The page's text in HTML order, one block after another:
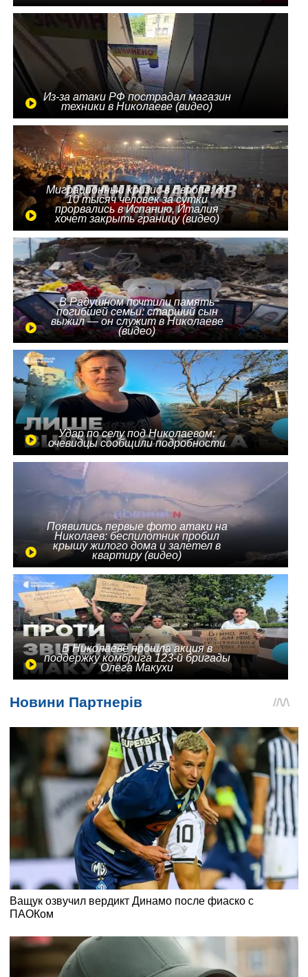
Из-за атаки РФ пострадал магазин
техники в Николаеве (видео)
Миграционный кризис в Европе: до
10 тысяч человек за сутки
прорвались в Испанию, Италия
хочет закрыть границу (видео)
В Радушном почтили память
погибшей семьи: старший сын
выжил — он служит в Николаеве
(видео)
Удар по селу под Николаевом:
очевидцы сообщили подробности
Появились первые фото атаки на
Николаев: беспилотник пробил
крышу жилого дома и залетел в
квартиру (видео)
В Николаеве прошла акция в
поддержку комбрига 123-й бригады
Олега Макухи